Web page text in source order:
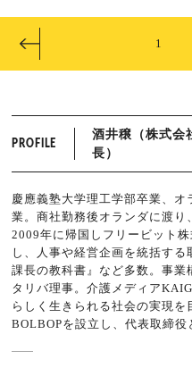
1
PROFILE
酒井穣（株式
長）
慶應義塾大学理工学部卒業、
業。商社勤務後オランダに渡り
2009年に帰国しフリービット
し、人事や経営企画を統括す
課長の教科書』など多数。事業
タリバ理事。介護メディア
らしく生きられる社会の実現
BOLBOPを設立し、代表取締役